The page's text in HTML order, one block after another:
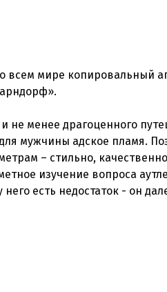
всем мире копировальный
не менее драгоценного
мужчины адское пламя.
– стильно,
изучение вопроса
есть недостаток - он